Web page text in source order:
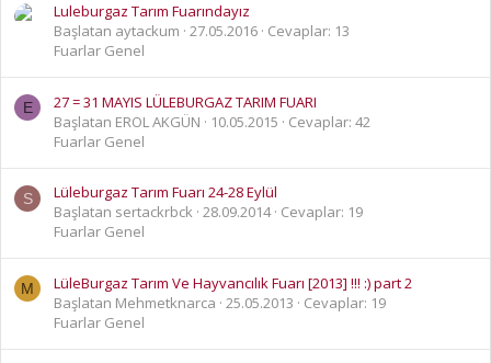
Luleburgaz Tarım Fuarındayız
Başlatan aytackum 27.05.2016 Cevaplar: 13
Fuarlar Genel
E
27 = 31 MAYIS LÜLEBURGAZ TARIM FUARI
Başlatan EROL AKGÜN
10.05.2015
Cevaplar: 42
Fuarlar Genel
S
Lüleburgaz Tarım Fuarı 24-28 Eylül
Başlatan sertackrbck 28.09.2014 Cevaplar: 19
Fuarlar Genel
M
LüleBurgaz Tarım Ve Hayvancılık Fuarı [2013] !!! :) part 2
Başlatan Mehmetknarca 25.05.2013
Cevaplar: 19
Fuarlar Genel